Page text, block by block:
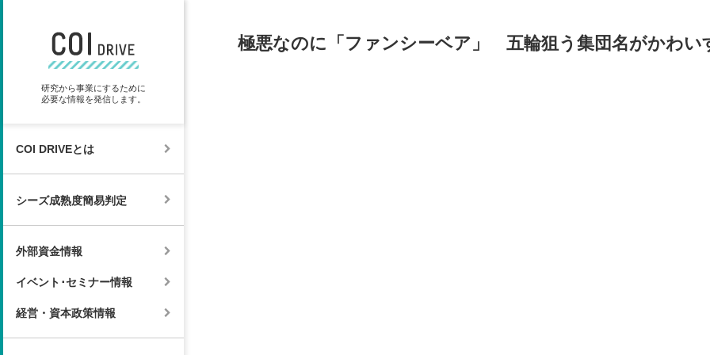
研究から事業にするために
必要な情報を発信します。
COI DRIVEとは
シーズ成熟度簡易判定
外部資金情報
イベント･セミナー情報
経営・資本政策情報
極悪なのに「ファンシーベア」 五輪狙う集団名がかわい